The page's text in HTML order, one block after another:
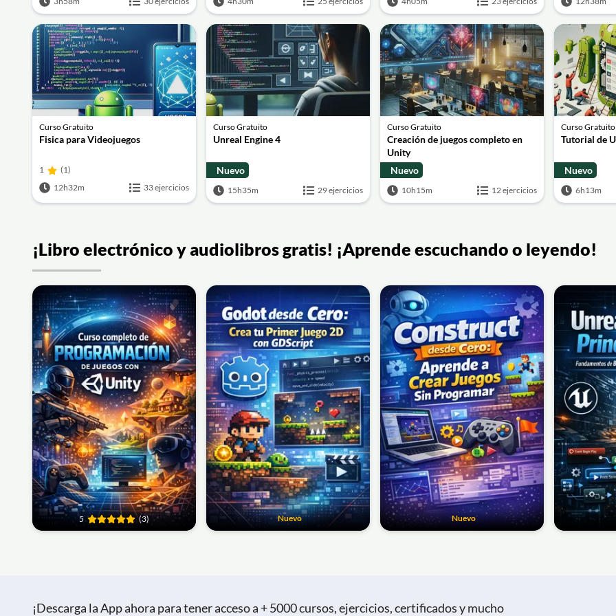
Curso Gratuito
Fisica para Videojuegos
1
(1)
12h32m
33 ejercicios
Curso Gratuito
Unreal Engine 4
Nuevo
15h35m 29 ejercicios
Curso Gratuito
Creación de juegos completo en
Unity
Nuevo
10h15m 12 ejercicios
Curso Gratuito
Tutorial de
Nuevo
6h13m
¡Libro electrónico y audiolibros gratis! ¡Aprende escuchando o leyendo!
5 (3) Nuevo Nuevo
¡Descarga la App ahora para tener acceso a + 5000 cursos, ejercicios, certificados y mucho